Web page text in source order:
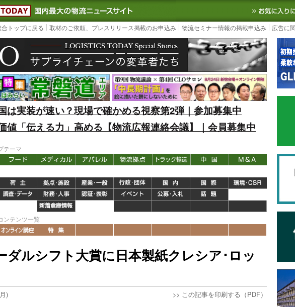
LOGISTICS TODAY｜国内最大の物流ニュースサイト3PL, SCMなど国内外の最新の
トップに戻る 取材のご依頼、プレスリリース掲載のお申込み 物流セミナー情報の掲載申込み 広告に
は実装が速い？現場で確かめる視察第2弾｜参加募集中
値「伝える力」高める【物流広報連絡会議】｜会員募集中
テーマ
ンテンツ一覧
ダルシフト大賞に日本製紙クレシア･ロッ
) >> この記事を印刷する（PDF）